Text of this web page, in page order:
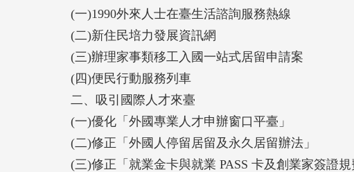
(一)1990外來人士在臺生活諮詢服務熱線
(二)新住民培力發展資訊網
(三)辦理家事類移工入國一站式居留申請案
(四)便民行動服務列車
二、吸引國際人才來臺
(一)優化「外國專業人才申辦窗口平臺」
(二)修正「外國人停留居留及永久居留辦法」
(三)修正「就業金卡與就業 PASS 卡及創業家簽證規